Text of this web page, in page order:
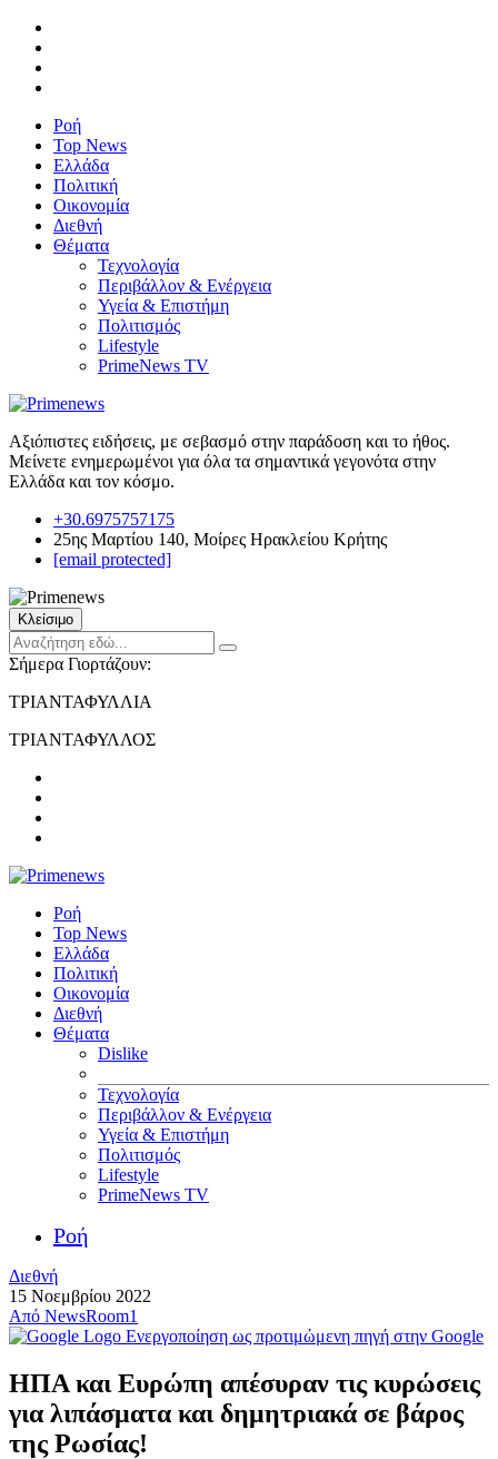
Ροή
Top News
Ελλάδα
Πολιτική
Οικονομία
Διεθνή
Θέματα
Τεχνολογία
Περιβάλλον & Ενέργεια
Υγεία & Επιστήμη
Πολιτισμός
Lifestyle
PrimeNews TV
Αξιόπιστες ειδήσεις, με σεβασμό στην παράδοση και το ήθος.
Μείνετε ενημερωμένοι για όλα τα σημαντικά γεγονότα στην
Ελλάδα και τον κόσμο.
+30.6975757175
25ης Μαρτίου 140, Μοίρες Ηρακλείου Κρήτης
[email protected]
Κλείσιμο
Σήμερα Γιορτάζουν:
ΤΡΙΑΝΤΑΦΥΛΛΙΑ
ΤΡΙΑΝΤΑΦΥΛΛΟΣ
Ροή
Top News
Ελλάδα
Πολιτική
Οικονομία
Διεθνή
Θέματα
Dislike
Τεχνολογία
Περιβάλλον & Ενέργεια
Υγεία & Επιστήμη
Πολιτισμός
Lifestyle
PrimeNews TV
Ροή
Διεθνή
15 Νοεμβρίου 2022
Από NewsRoom1
Ενεργοποίηση ως προτιμώμενη πηγή στην Google
ΗΠΑ και Ευρώπη απέσυραν τις κυρώσεις
για λιπάσματα και δημητριακά σε βάρος
της Ρωσίας!